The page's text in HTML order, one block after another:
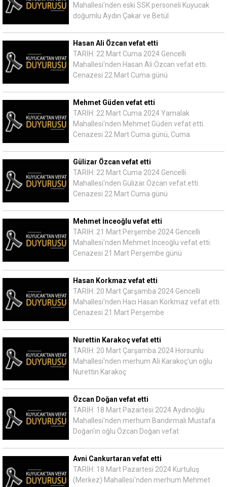
Mahallesi'nden eski SSK personeli Kuyucak
doğumlu Aydın Çakar ve Betül
Hasan Ali Özcan vefat etti
TARİH: 22 Mart Cuma 2024 Gencelli
Mahallesi'nden Hasan Ali Özcan vefat etti.
Cenazesi 22 Mart Cuma günü
Mehmet Güden vefat etti
TARİH: 22 Mart Cuma 2024 Yamalak
Mahallesi'nden Mehmet Güden vefat etti.
Cenazesi 22 Mart Cuma günü, Cuma
Gülizar Özcan vefat etti
TARİH: 22 Mart Cuma 2024 Gencelli
Mahallesi'nden Gülizar Özcan vefat etti.
Cenazesi 22 Mart Cuma günü
Mehmet İnceoğlu vefat etti
TARİH: 21 Mart Perşembe 2024 Gencelli
Mahallesi'nden Mehmet İnceoğlu vefat etti.
Cenazesi 21 Mart Perşembe günü
Hasan Korkmaz vefat etti
TARİH: 20 Mart Çarşamba 2024 Gencelli
Mahallesi'nden Hacı Hasan Korkmaz vefat etti.
Cenazesi 21 Mart Perşembe
Nurettin Karakoç vefat etti
TARİH: 20 Mart Çarşamba 2024 Horsunlu
Mahallesi'nden merhum Ali Karakoç'un oğlu
Nurettin Karakoç
Özcan Doğan vefat etti
TARİH: 18 Mart Pazartesi 2024 Aydınoğlu
Mahallesi'nden merhum Bandırmalı Mustafa
Doğan'ın oğlu Özcan Doğan vefat
Avni Cankurtaran vefat etti
TARİH: 18 Mart Pazartesi 2024 Kurtuluş
(Merkez) Mahallesi'nden merhum Mehmet